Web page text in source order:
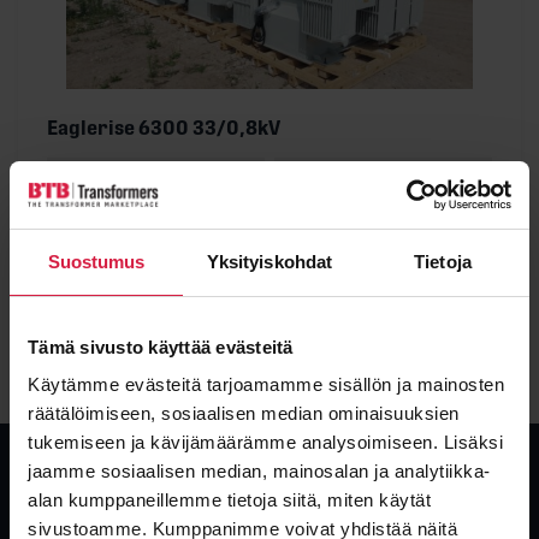
Suostumus Yksityiskohdat Tietoja
Tämä sivusto käyttää evästeitä
Käytämme evästeitä tarjoamamme sisällön ja mainosten
räätälöimiseen, sosiaalisen median ominaisuuksien
tukemiseen ja kävijämäärämme analysoimiseen. Lisäksi
jaamme sosiaalisen median, mainosalan ja analytiikka-
alan kumppaneillemme tietoja siitä, miten käytät
sivustoamme. Kumppanimme voivat yhdistää näitä
Eaglerise 6300 33/0,8kV
6300 kVA
33000 / 800 kV
Used
Oil